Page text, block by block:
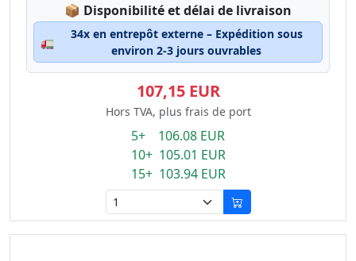
📦 Lagerstatus:
Disponibilité et délai de livraison
🚛
34x en entrepôt externe – Expédition sous
environ 2-3 jours ouvrables
107,15 EUR
Hors TVA, plus frais de port
5+ 106.08 EUR
10+ 105.01 EUR
15+ 103.94 EUR